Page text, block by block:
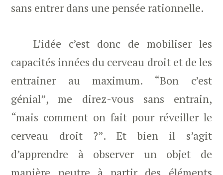
sans entrer dans une pensée rationnelle.
L’idée c’est donc de mobiliser les
capacités innées du cerveau droit et de les
entrainer au maximum. “Bon c’est
génial”, me direz-vous sans entrain,
“mais comment on fait pour réveiller le
cerveau droit ?”. Et bien il s’agit
d’apprendre à observer un objet de